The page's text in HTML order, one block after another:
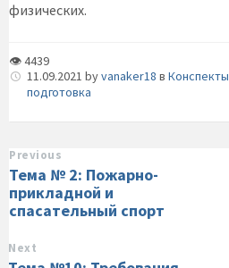
физических.
👁 4439
11.09.2021 byvanaker18 в Конспекты
подготовка
Previous
Тема № 2: Пожарно-
прикладной и
спасательный спорт
Next